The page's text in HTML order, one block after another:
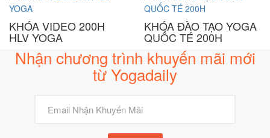
KHÓA VIDEO 200H
HLV YOGA
KHÓA ĐÀO TẠO YOGA
QUỐC TÉ 200H
Nhận chương trình khuyến mãi mới
từ Yogadaily